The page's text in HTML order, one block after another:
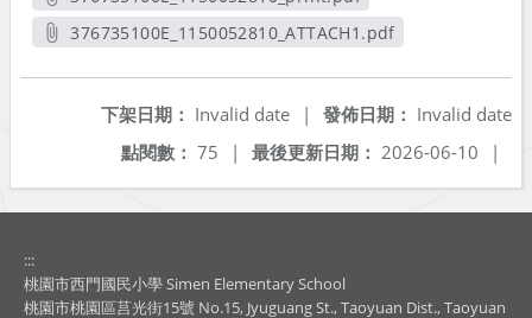
另開新視窗
376735100E_1150052810_ATTACH1.pdf
發佈日期： Invalid date
下架日期： Invalid date
|
最後更新日期： 2026-06-10 |
點閱數： 75 |
:::
桃園市西門國民小學 Simen Elementary School
桃園市桃園區莒光街15號 No.15, Jyuguang St., Taoyuan Dist., Taoyuan